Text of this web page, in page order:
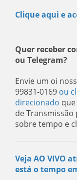
Clique aqui e
Quer receber
ou Telegram?
Envie um oi
99831-0169 ou
direcionado
de
sobre tempo e
Veja AO VIVO
está o tempo